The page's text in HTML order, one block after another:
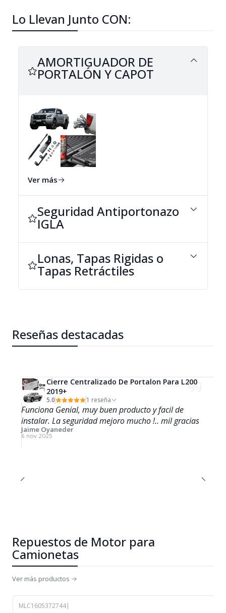
Lo Llevan Junto CON:
AMORTIGUADOR DE
PORTALÓN Y CAPOT
Ver más
Seguridad Antiportonazo
IGLA
Lonas, Tapas Rigidas o
Tapas Retráctiles
Reseñas destacadas
Cierre Centralizado De Portalon Para L200
2019+
5.0 1 reseña
Funciona Genial, muy buen producto y facil de
instalar. La seguridad mejoro mucho !.. mil gracias
Jaime Oyaneder
6 nov 2025
Repuestos de Motor para
Camionetas
Ver más productos
MLC1605372744|